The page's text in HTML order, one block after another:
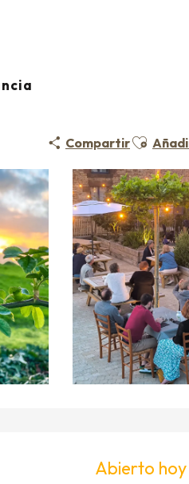
CompartirAjouter
Abierto hoy